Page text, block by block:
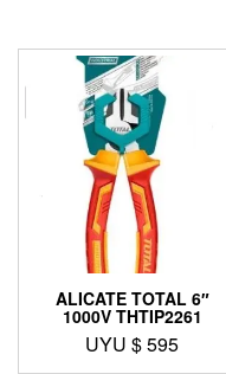
ALICATE TOTAL 6″
1000V THTIP2261
UYU $595